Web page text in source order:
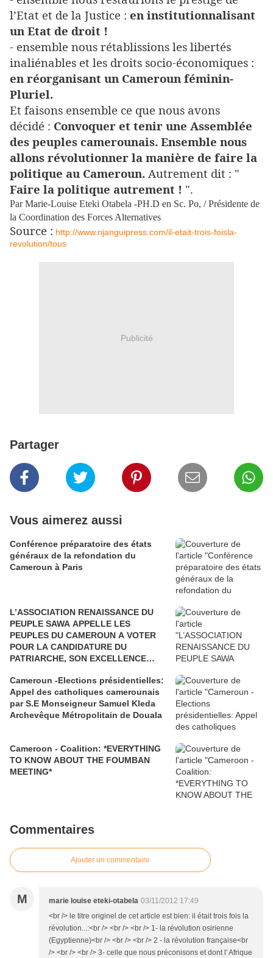
l’Etat et de la Justice : en institutionnalisant
un Etat de droit !
- ensemble nous rétablissions les libertés
inaliénables et les droits socio-économiques :
en réorganisant un Cameroun féminin-
Pluriel.
Et faisons ensemble ce que nous avons
décidé : Convoquer et tenir une Assemblée
des peuples camerounais. Ensemble nous
allons révolutionner la manière de faire la
politique au Cameroun. Autrement dit : "
Faire la politique autrement ! ".
Par Marie-Louise Eteki Otabela -PH.D en Sc. Po, / Présidente de
la Coordination des Forces Alternatives
Source : http://www.njanguipress.com/il-etait-trois-foisla-
revolution/tous
Publicité
Partager
Vous aimerez aussi
Conférence préparatoire des états
généraux de la refondation du
Cameroun à Paris
L’ASSOCIATION RENAISSANCE DU
PEUPLE SAWA APPELLE LES
PEUPLES DU CAMEROUN A VOTER
POUR LA CANDIDATURE DU
PATRIARCHE, SON EXCELLENCE
Cameroun -Elections présidentielles:
Appel des catholiques camerounais
par S.E Monseigneur Samuel Kleda
Archevêque Métropolitain de Douala
Cameroon - Coalition: *EVERYTHING
TO KNOW ABOUT THE FOUMBAN
MEETING*
Commentaires
Ajouter un commentaire
M marie louise eteki-otabela 03/11/2012 17:49
<br /> le titre originel de cet article est bien: il était trois fois la
révolution...:<br /> <br /> <br /> 1- la révolution osirienne
(Egyptienne)<br /> <br /> <br /> 2 - la révolution française<br
/> <br /> <br /> 3- celle que nous préconisons et dont l' Afrique